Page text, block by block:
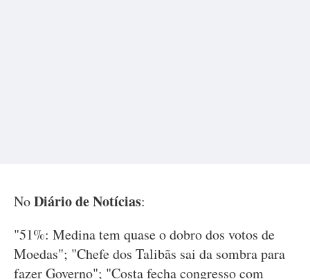
NoDiário de Notícias:
"51%: Medina tem quase o dobro dos votos de
Moedas"; "Chefe dos Talibãs sai da sombra para
fazer Governo"; "Costa fecha congresso com